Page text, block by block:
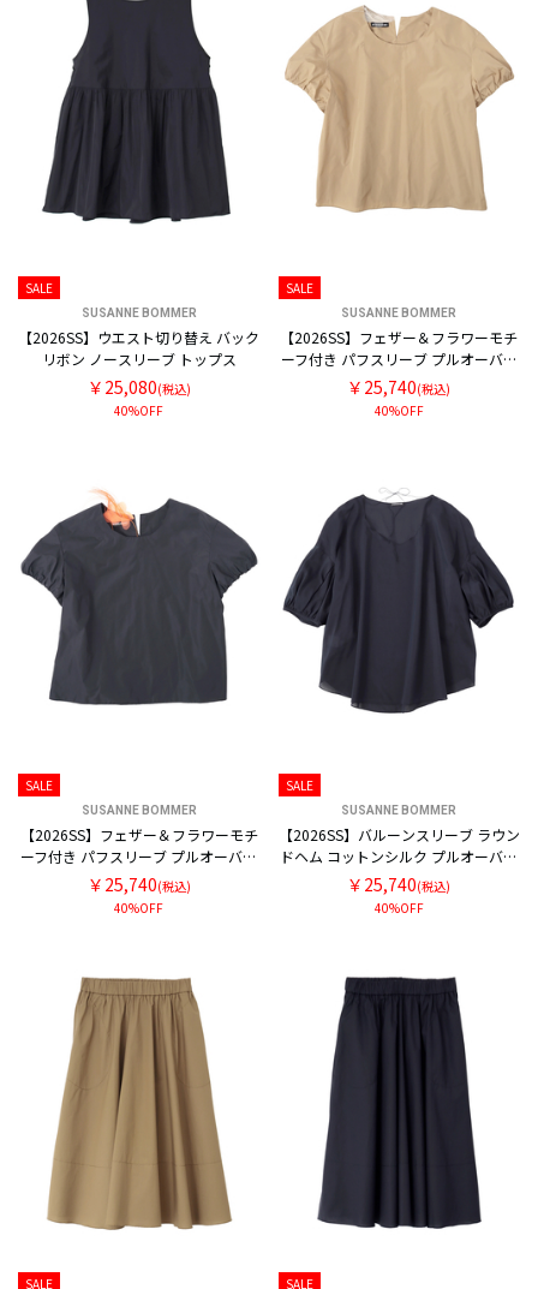
SALE
SUSANNE BOMMER
【2026SS】ウエスト切り替え バック
リボン ノースリーブ トップス
￥25,080(税込)
40%OFF
SALE
SUSANNE BOMMER
【2026SS】フェザー＆フラワーモチ
ーフ付き パフスリーブ プルオーバー
ブラウス
￥25,740(税込)
40%OFF
SALE
SUSANNE BOMMER
【2026SS】フェザー＆フラワーモチ
ーフ付き パフスリーブ プルオーバー
ブラウス
￥25,740(税込)
40%OFF
SALE
SUSANNE BOMMER
【2026SS】バルーンスリーブ ラウン
ドヘム コットンシルク プルオーバー
ブラウス
￥25,740(税込)
40%OFF
SALE SALE